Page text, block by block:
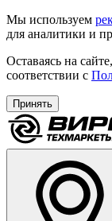
Мы используем
для аналитики и
Оставаясь на
соответствии с
Принять